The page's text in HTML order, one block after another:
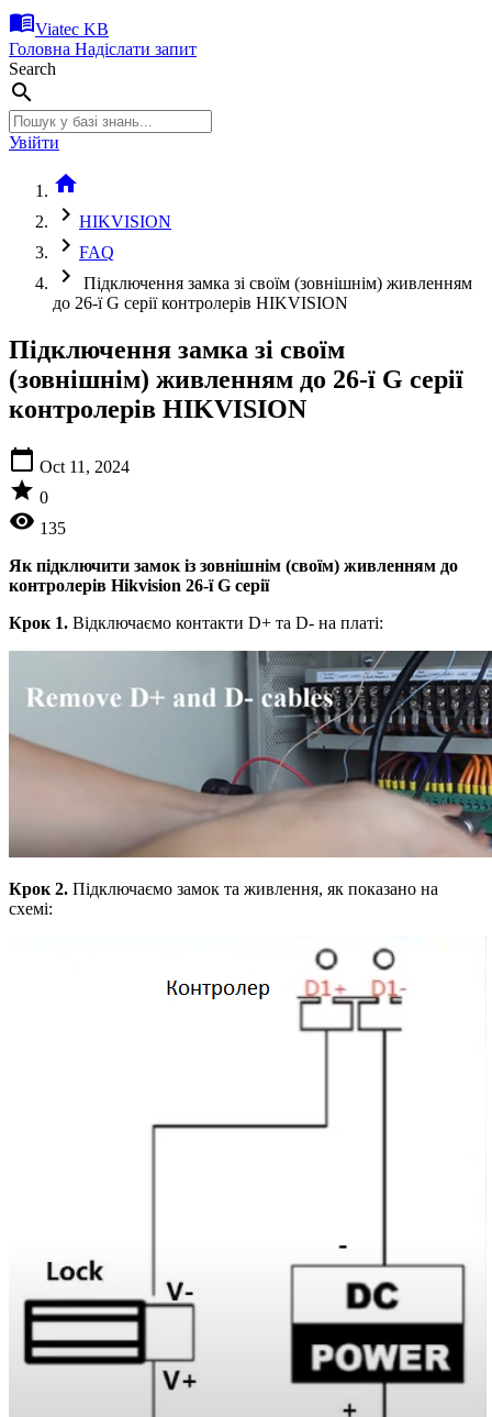
menu_bookViatec KB
Головна Надіслати запит
Search
search
Увійти
home
chevron_right HIKVISION
chevron_right FAQ
chevron_right
Підключення замка зі своїм (зовнішнім) живленням
до 26-ї G серії контролерів HIKVISION
Підключення замка зі своїм
(зовнішнім) живленням до 26-ї G серії
контролерів HIKVISION
calendar_today Oct 11, 2024
star 0
visibility 135
Як підключити замок із зовнішнім (своїм) живленням до
контролерів Hikvision 26-ї G серії
Крок 1. Відключаємо контакти D+ та D- на платі:
Крок 2. Підключаємо замок та живлення, як показано на
схемі: